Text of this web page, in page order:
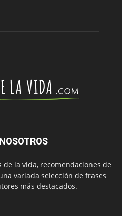
de la vida, recomendaciones de
variada selección de frases
más destacados.